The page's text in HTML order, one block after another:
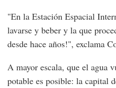
"En la Estación Espacial
lavarse y beber y la que
desde hace años!", exclama
A mayor escala, que el agua
potable es posible: la capital